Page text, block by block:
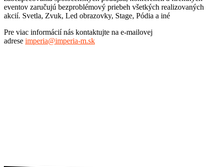
eventov zaručujú bezproblémový priebeh všetkých realizovaných
akcií. Svetla, Zvuk, Led obrazovky, Stage, Pódia a iné
Pre viac informácií nás kontaktujte na e-mailovej
adrese imperia@imperia-m.sk